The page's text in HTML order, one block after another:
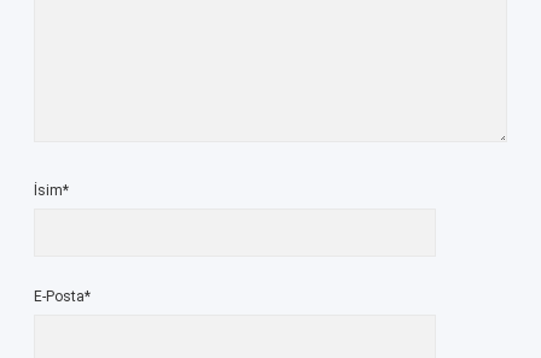
İsim*
E-Posta*